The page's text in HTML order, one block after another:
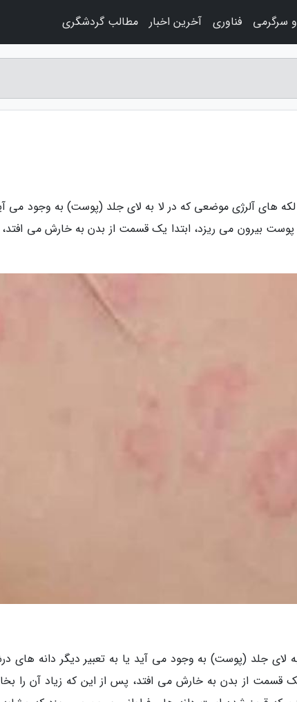
لکه های آلرژی موضعی که در لا به لای جلد (پوست) به وجود می
پوست بیرون می ریزد، ابتدا یک قسمت از بدن به خارش می
لای جلد (پوست) به وجود می آید یا به تعبیر دیگر دانه های
از بدن به خارش می افتد، پس از این که زیاد آن را
سرگرمی فناوری آخرین اخبار مطالب گردشگری